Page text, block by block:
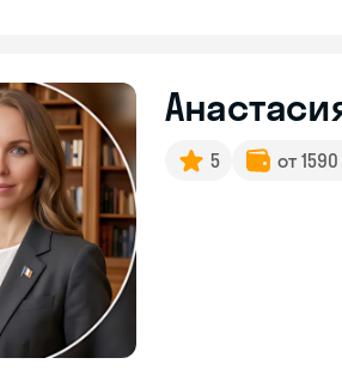
5 от